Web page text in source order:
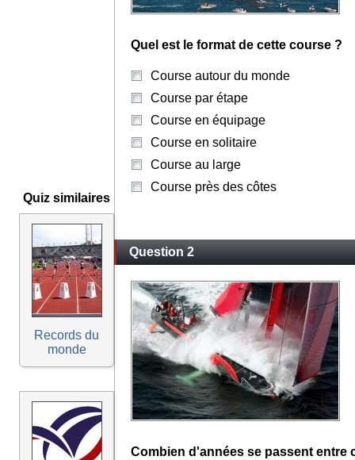
Quiz similaires
Records du
monde
Quel est le format de cette course ?
Course autour du monde
Course par étape
Course en équipage
Course en solitaire
Course au large
Course près des côtes
Question 2
Combien d'années se passent entre